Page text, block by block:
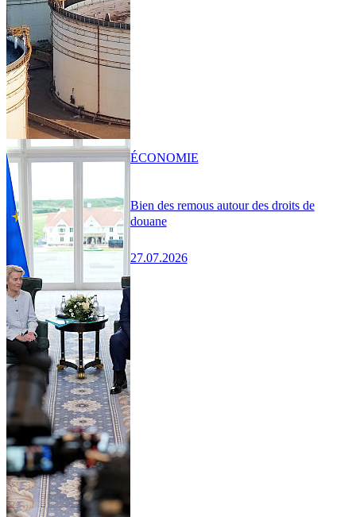
Bien des remous autour des droits de
douane
27.07.2026
ÉCONOMIE